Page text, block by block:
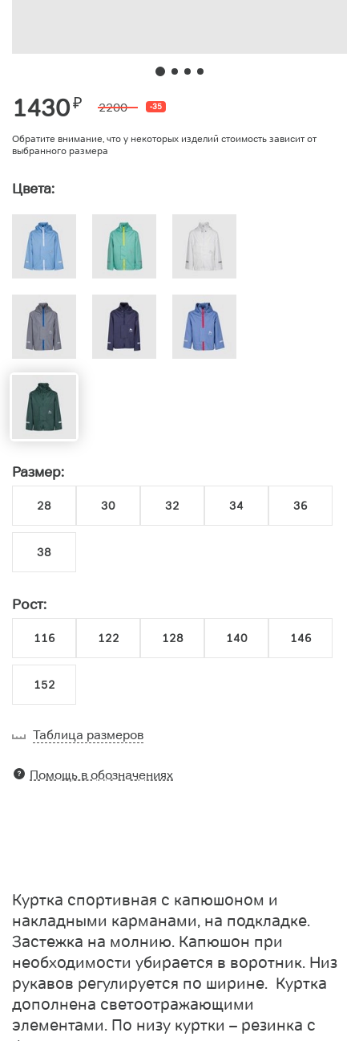
1430₽ 2200 -35
Обратите внимание, что у некоторых изделий стоимость зависит от
выбранного размера
Цвета:
Размер:
28 30 32 34 36
38
Рост:
116 122 128 140 146
152
Таблица размеров
Помощь в обозначениях
Куртка спортивная с капюшоном и
накладными карманами, на подкладке.
Застежка на молнию. Капюшон при
необходимости убирается в воротник. Низ
рукавов регулируется по ширине. Куртка
дополнена светоотражающими
элементами. По низу куртки – резинка с